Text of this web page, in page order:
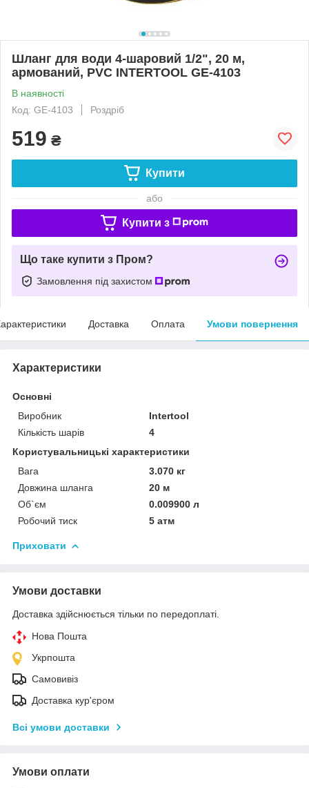
Шланг для води 4-шаровий 1/2", 20 м,
армований, PVC INTERTOOL GE-4103
В наявності
Код: GE-4103
Роздріб
519 ₴
Купити
або
Купити з
Що таке купити з Пром?
Замовлення під захистом
Доставка Оплата Умови повернення
Характеристики
Основні
Виробник
Intertool
Кількість шарів
4
Користувальницькі характеристики
Вага
3.070 кг
Довжина шланга
20 м
Об`єм
0.009900 л
Робочий тиск
5 атм
Приховати
Умови доставки
Доставка здійснюється тільки по передоплаті.
Нова Пошта
Укрпошта
Самовивіз
Доставка кур'єром
Всі умови доставки
Умови оплати